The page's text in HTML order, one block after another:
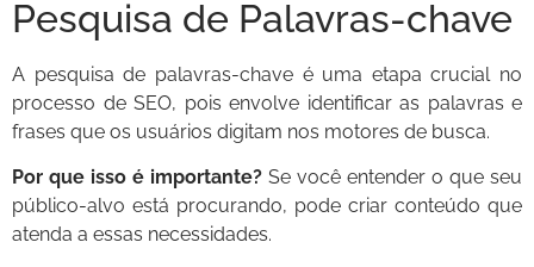
Pesquisa de Palavras-chave
A pesquisa de palavras-chave é uma etapa crucial no
processo de SEO, pois envolve identificar as palavras e
frases que os usuários digitam nos motores de busca.
Por que isso é importante? Se você entender o que seu
público-alvo está procurando, pode criar conteúdo que
atenda a essas necessidades.